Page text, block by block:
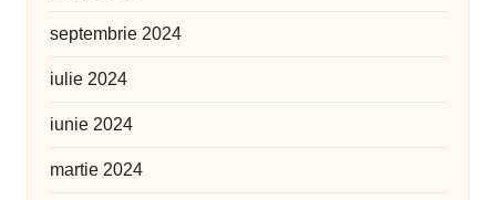
septembrie 2024
iulie 2024
iunie 2024
martie 2024